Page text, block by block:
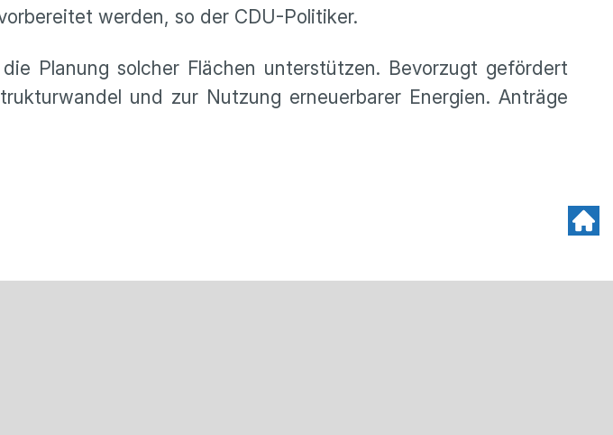
werden, so der CDU-Politiker.
Planung solcher Flächen unterstützen. Bevorzugt gefördert
und zur Nutzung erneuerbarer Energien. Anträge